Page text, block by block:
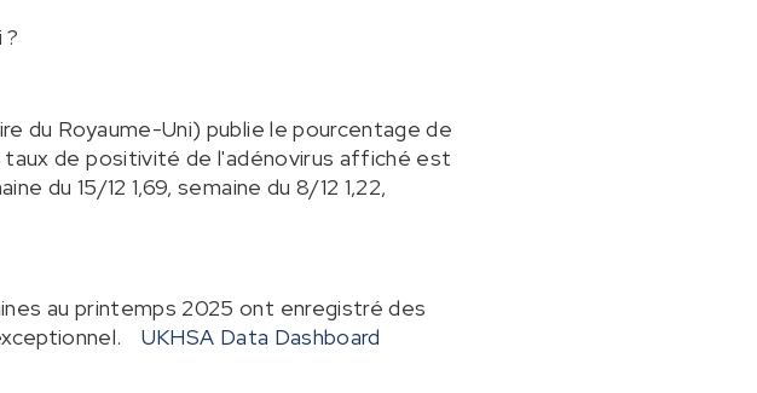
du Royaume-Uni) publie le pourcentage de
de positivité de l'adénovirus affiché est
du 15/12 1,69, semaine du 8/12 1,22,
au printemps 2025 ont enregistré des
UKHSA Data Dashboard